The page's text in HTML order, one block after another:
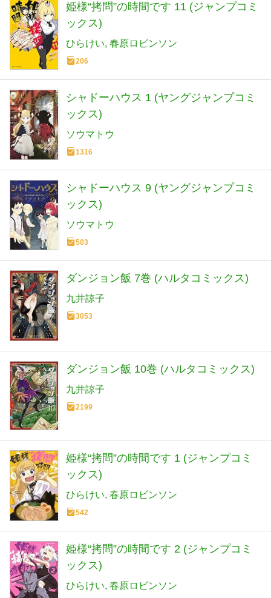
姫様“拷問”の時間です 11 (ジャンプコミ
ックス)
ひらけい 春原ロビンソン
206
シャドーハウス 1 (ヤングジャンプコミ
ックス)
ソウマトウ
1316
シャドーハウス 9 (ヤングジャンプコミ
ックス)
ソウマトウ
503
ダンジョン飯 7巻 (ハルタコミックス)
九井諒子
3053
ダンジョン飯 10巻 (ハルタコミックス)
九井諒子
2199
姫様“拷問”の時間です 1 (ジャンプコミ
ックス)
ひらけい 春原ロビンソン
542
姫様“拷問”の時間です 2 (ジャンプコミ
ックス)
ひらけい 春原ロビンソン